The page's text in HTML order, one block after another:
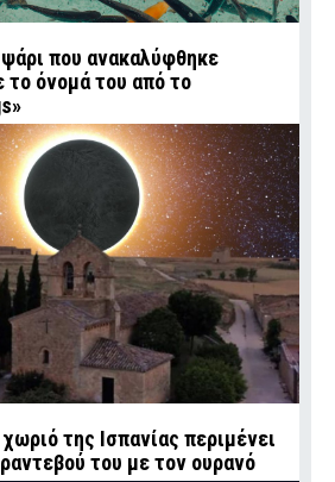
ψάρι που ανακαλύφθηκε
το όνομά του από το
της Ισπανίας περιμένει
του με τον ουρανό